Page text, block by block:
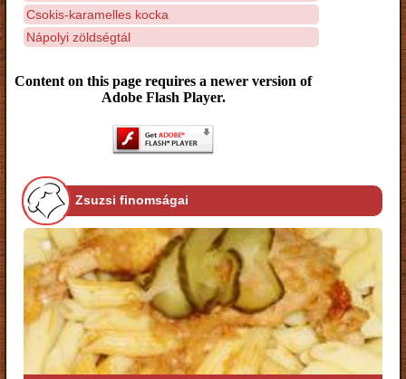
Csokis-karamelles kocka
Nápolyi zöldségtál
Content on this page requires a newer version of
Adobe Flash Player.
Zsuzsi finomságai